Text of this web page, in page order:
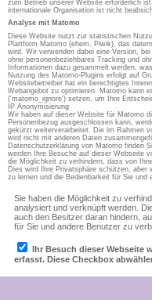
zum Betrieb unserer Website erforderlich
internationale Organisation ist nicht
Analyse mit Matomo
Diese Website nutzt zur statistischen
Plattform Matomo (ehem. Piwik), das
wird. Wir verwenden dabei eine Version,
ohne personenbeziehbares Tracking und
Informationen dazu gesammelt werden,
Nutzung des Matomo-Plugins erfolgt auf
Websitebetreiber hat ein berechtigtes
Webangebot zu optimieren. Matomo kann
('matomo_ignore') setzen, um Ihre
IP Anonymisierung
Wir haben auf dieser Website für Matomo
Personenbezug ausgeschlossen kann,
gekürzt weiterverarbeitet. Die im Rahmen
wird nicht mit anderen Daten
Datenschutzerklärung von Matomo finden
werden Ihre Besuche auf dieser Webseite
die Möglichkeit zu verhindern, dass von
Dies wird Ihre Privatsphäre schützen, aber
zu lernen und die Bedienbarkeit für Sie und